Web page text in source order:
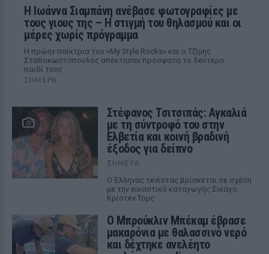
H Ιωάννα Σιαμπάνη ανέβασε φωτογραφίες με
τους γιους της – Η στιγμή του θηλασμού και οι
μέρες χωρίς πρόγραμμα
Η πρώην παίκτρια του «My Style Rocks» και ο Τζίμης
Σταθοκωστόπουλος απέκτησαν πρόσφατα το δεύτερο
παιδί τους
ΣΉΜΕΡΑ
Στέφανος Τσιτσιπάς: Αγκαλιά
με τη σύντροφό του στην
Ελβετία και κοινή βραδινή
έξοδος για δείπνο
ΣΉΜΕΡΑ
Ο Έλληνας τενίστας βρίσκεται σε σχέση
με την εικαστικό καταγωγής Σικάγο,
Κρίστεν Τομς
Ο Μπρούκλιν Μπέκαμ έβρασε
μακαρόνια με θαλασσινό νερό
και δέχτηκε ανελέητο